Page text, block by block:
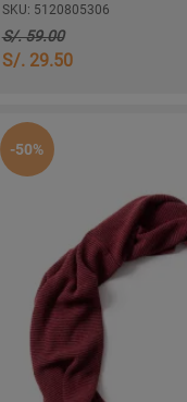
SKU: 5120805306
S/. 59.00
S/. 29.50
-50%